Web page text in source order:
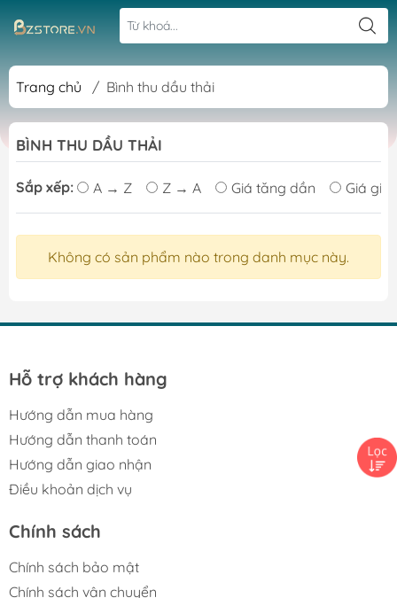
Trang chủ / Bình thu dầu thải
BÌNH THU DẦU THẢI
Sắp xếp: A → Z Z → A Giá tăng dần Giá
Không có sản phẩm nào trong danh mục này.
Hỗ trợ khách hàng
Hướng dẫn mua hàng
Hướng dẫn thanh toán
Hướng dẫn giao nhận
Điều khoản dịch vụ
Chính sách
Chính sách bảo mật
Chính sách vận chuyển